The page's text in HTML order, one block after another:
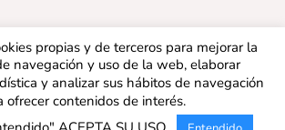
MAGAZINE ESPAÑA | Todos los
propias y de terceros para mejorar la
navegación y uso de la web, elaborar
y analizar sus hábitos de navegación
ofrecer contenidos de interés.